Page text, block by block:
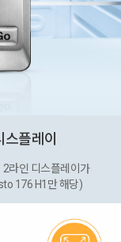
플레이
라인 디스플레이가
176 H1만 해당)